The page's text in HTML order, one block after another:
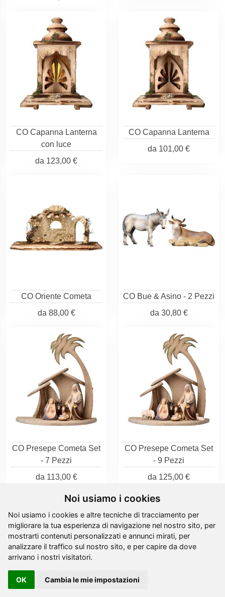
Noi usiamo i cookies
Noi usiamo i cookies e altre tecniche di tracciamento per
migliorare la tua esperienza di navigazione nel nostro sito, per
mostrarti contenuti personalizzati e annunci mirati, per
analizzare il traffico sul nostro sito, e per capire da dove
arrivano i nostri visitatori.
OK Cambia le mie impostazioni
CO Capanna Lanterna
con luce
da 123,00 €
CO Capanna Lanterna
da 101,00 €
CO Oriente Cometa
da 88,00 €
CO Bue & Asino - 2 Pezzi
da 30,80 €
CO Presepe Cometa Set
- 7 Pezzi
da 113,00 €
CO Presepe Cometa Set
- 9 Pezzi
da 125,00 €